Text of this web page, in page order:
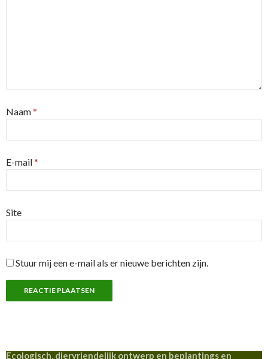
Naam*
E-mail*
Site
Stuur mij een e-mail als er nieuwe berichten zijn.
Ecologisch, diervriendelijk ontwerp en beplantings en